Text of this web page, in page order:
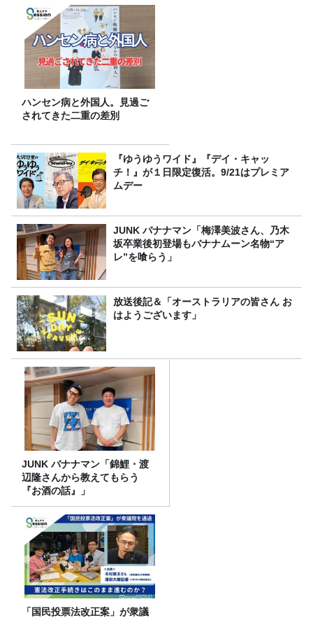
ハンセン病と外国人。見過ご
されてきた二重の差別
『ゆうゆうワイド』『デイ・キャッ
チ！』が１日限定復活。9/21はプレミア
ムデー
JUNK バナナマン「梅澤美波さん、乃木
坂卒業後初登場もバナナムーン名物“ア
レ”を喰らう」
放送後記＆「オーストラリアの皆さん お
はようございます」
JUNK バナナマン「錦鯉・渡
辺隆さんから教えてもらう
『お酒の話』」
「国民投票法改正案」が衆議